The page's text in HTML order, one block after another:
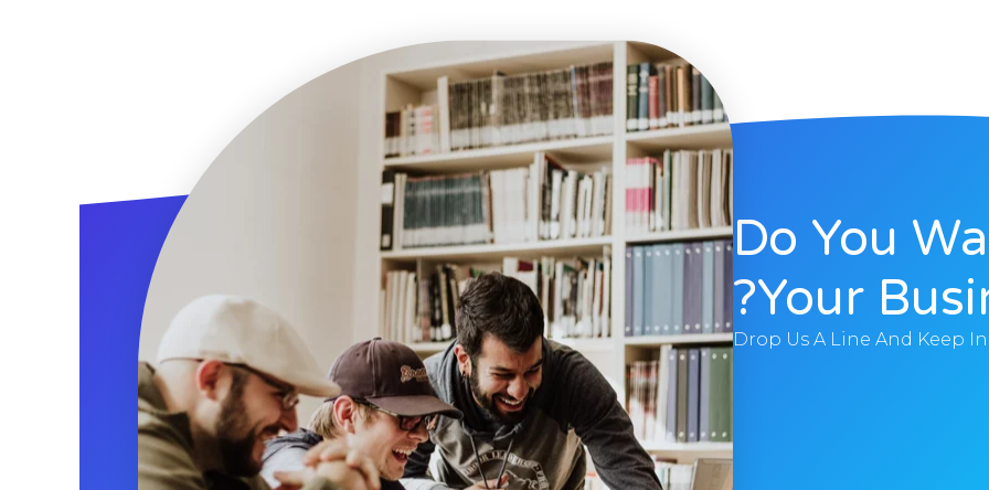
Do You
Your
Drop Us A Line And Keep